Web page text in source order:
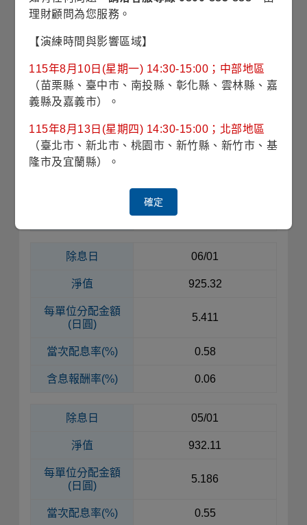
除息日
淨值 919.28
每單位 分配金額
(日圓)
除息日 06/01
淨值 925.32
每單位分配金額
(日圓)
5.411
當次配息率(%) 0.58
含息報酬率(%) 0.06
除息日 05/01
淨值 932.11
每單位分配金額
(日圓)
5.186
當次配息率(%) 0.55
理財顧問為您服務。
【演練時間與影響區域】
115年8月10日(星期一) 14:30-15:00；中部地區
（苗栗縣、臺中市、南投縣、彰化縣、雲林縣、嘉
義縣及嘉義市）。
115年8月13日(星期四) 14:30-15:00；北部地區
（臺北市、新北市、桃園市、新竹縣、新竹市、基
隆市及宜蘭縣）。
確定